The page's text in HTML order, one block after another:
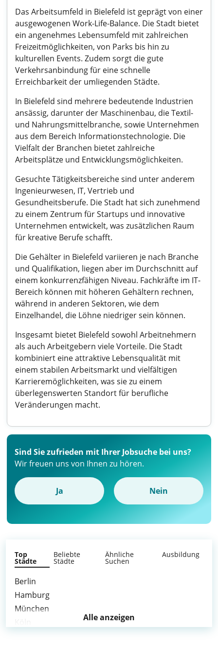
Das Arbeitsumfeld in Bielefeld ist geprägt von einer
ausgewogenen Work-Life-Balance. Die Stadt bietet
ein angenehmes Lebensumfeld mit zahlreichen
Freizeitmöglichkeiten, von Parks bis hin zu
kulturellen Events. Zudem sorgt die gute
Verkehrsanbindung für eine schnelle
Erreichbarkeit der umliegenden Städte.
In Bielefeld sind mehrere bedeutende Industrien
ansässig, darunter der Maschinenbau, die Textil-
und Nahrungsmittelbranche, sowie Unternehmen
aus dem Bereich Informationstechnologie. Die
Vielfalt der Branchen bietet zahlreiche
Arbeitsplätze und Entwicklungsmöglichkeiten.
Gesuchte Tätigkeitsbereiche sind unter anderem
Ingenieurwesen, IT, Vertrieb und
Gesundheitsberufe. Die Stadt hat sich zunehmend
zu einem Zentrum für Startups und innovative
Unternehmen entwickelt, was zusätzlichen Raum
für kreative Berufe schafft.
Die Gehälter in Bielefeld variieren je nach Branche
und Qualifikation, liegen aber im Durchschnitt auf
einem konkurrenzfähigen Niveau. Fachkräfte im IT-
Bereich können mit höheren Gehältern rechnen,
während in anderen Sektoren, wie dem
Einzelhandel, die Löhne niedriger sein können.
Insgesamt bietet Bielefeld sowohl Arbeitnehmern
als auch Arbeitgebern viele Vorteile. Die Stadt
kombiniert eine attraktive Lebensqualität mit
einem stabilen Arbeitsmarkt und vielfältigen
Karrieremöglichkeiten, was sie zu einem
überlegenswerten Standort für berufliche
Veränderungen macht.
Sind Sie zufrieden mit Ihrer Jobsuche bei uns?
Wir freuen uns von Ihnen zu hören.
Ja Nein
Top
Städte
Beliebte
Städte
Ähnliche
Suchen
Ausbildung
Berlin
Hamburg
München
Alle anzeigen